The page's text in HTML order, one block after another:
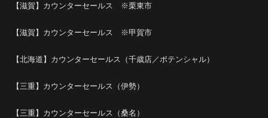
【滋賀】カウンターセールス ※栗東市
【滋賀】カウンターセールス ※甲賀市
【北海道】カウンターセールス（千歳店／ポテンシャル）
【三重】カウンターセールス（伊勢）
【三重】カウンターセールス（桑名）